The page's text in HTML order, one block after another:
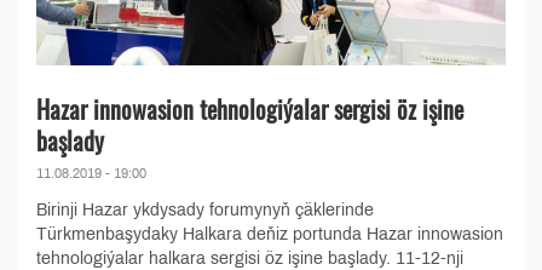
Hazar innowasion tehnologiýalar sergisi öz işine
başlady
11.08.2019 - 19:00
Birinji Hazar ykdysady forumynyň çäklerinde
Türkmenbaşydaky Halkara deňiz portunda Hazar innowasion
tehnologiýalar halkara sergisi öz işine başlady. 11-12-nji